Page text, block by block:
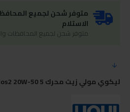
متوفر شحن لجميع
الاستلام
متوفر شحن لجميع المحافظات
ليكوي مولي زيت محرك Mos2 20W-50 5ليتر